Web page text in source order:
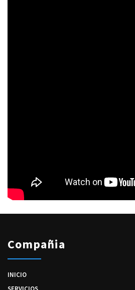
Compañia
INICIO